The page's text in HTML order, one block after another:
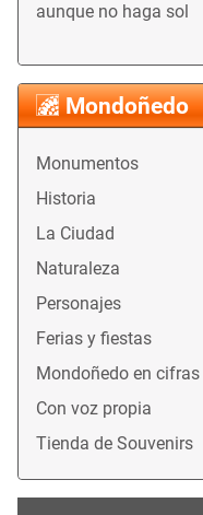
Mondoñedo
Monumentos
Historia
La Ciudad
Naturaleza
Personajes
Ferias y fiestas
Mondoñedo en cifras
Con voz propia
Tienda de Souvenirs
aunque no haga sol